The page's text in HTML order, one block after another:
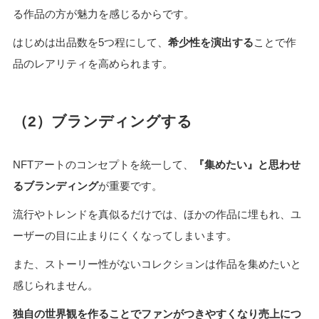
る作品の方が魅力を感じるからです。
はじめは出品数を5つ程にして、 希少性を演出することで作
品のレアリティを高められます。
（2）ブランディングする
NFTアートのコンセプトを統一して、
『集めたい』と思わせ
るブランディングが重要です。
流行やトレンドを真似るだけでは、ほかの作品に埋もれ、ユ
ーザーの目に止まりにくくなってしまいます。
また、ストーリー性がないコレクションは作品を集めたいと
感じられません。
独自の世界観を作ることでファンがつきやすくなり売上につ